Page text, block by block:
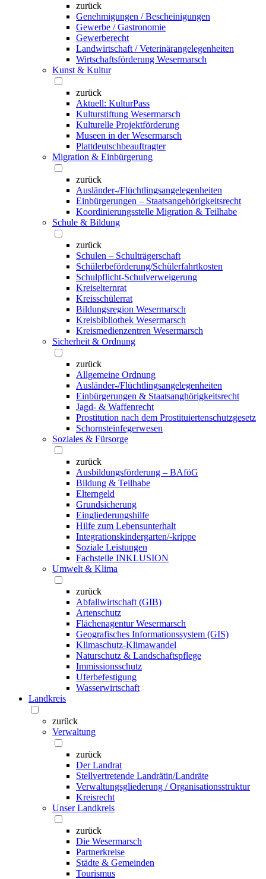
zurück
Genehmigungen / Bescheinigungen
Gewerbe / Gastronomie
Gewerberecht
Landwirtschaft / Veterinärangelegenheiten
Wirtschaftsförderung Wesermarsch
Kunst & Kultur
zurück
Aktuell: KulturPass
Kulturstiftung Wesermarsch
Kulturelle Projektförderung
Museen in der Wesermarsch
Plattdeutschbeauftragter
Migration & Einbürgerung
zurück
Ausländer-/Flüchtlingsangelegenheiten
Einbürgerungen – Staatsangehörigkeitsrecht
Koordinierungsstelle Migration & Teilhabe
Schule & Bildung
zurück
Schulen – Schulträgerschaft
Schülerbeförderung/Schülerfahrtkosten
Schulpflicht-Schulverweigerung
Kreiselternrat
Kreisschülerrat
Bildungsregion Wesermarsch
Kreisbibliothek Wesermarsch
Kreismedienzentren Wesermarsch
Sicherheit & Ordnung
zurück
Allgemeine Ordnung
Ausländer-/Flüchtlingsangelegenheiten
Einbürgerungen & Staatsanghörigkeitsrecht
Jagd- & Waffenrecht
Prostitution nach dem Prostituiertenschutzgesetz
Schornsteinfegerwesen
Soziales & Fürsorge
zurück
Ausbildungsförderung – BAföG
Bildung & Teilhabe
Elterngeld
Grundsicherung
Eingliederungshilfe
Hilfe zum Lebensunterhalt
Integrationskindergarten/-krippe
Soziale Leistungen
Fachstelle INKLUSION
Umwelt & Klima
zurück
Abfallwirtschaft (GIB)
Artenschutz
Flächenagentur Wesermarsch
Geografisches Informationssystem (GIS)
Klimaschutz-Klimawandel
Naturschutz & Landschaftspflege
Immissionsschutz
Uferbefestigung
Wasserwirtschaft
Landkreis
zurück
Verwaltung
zurück
Der Landrat
Stellvertretende Landrätin/Landräte
Verwaltungsgliederung / Organisationsstruktur
Kreisrecht
Unser Landkreis
zurück
Die Wesermarsch
Partnerkreise
Städte & Gemeinden
Tourismus